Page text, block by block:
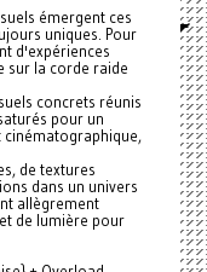
émergent ces
uniques. Pour
d'expériences
sur la corde raide
concrets réunis
pour un
cinématographique,
de textures
dans un univers
allègrement
de lumière pour